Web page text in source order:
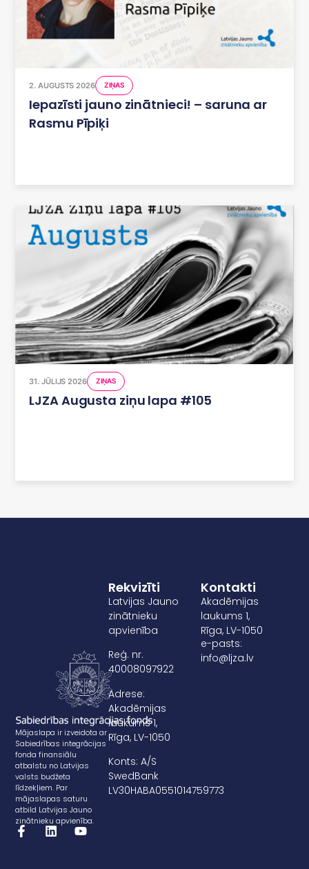
2. AUGUSTS 2026 ZIŅAS
Iepazīsti jauno zinātnieci! – saruna ar
Rasmu Pīpiķi
31. JŪLIJS 2026 ZIŅAS
LJZA Augusta ziņu lapa #105
Mājaslapa ir izveidota ar
Sabiedrības integrācijas
fonda finansiālu
atbalstu no Latvijas
valsts budžeta
līdzekļiem. Par
mājaslapas saturu
atbild Latvijas Jauno
zinātnieku apvienība.
Rekvizīti
Latvijas Jauno
zinātnieku
apvienība
Reģ. nr.
40008097922
Adrese:
Akadēmijas
laukums 1,
Rīga, LV-1050
Konts: A/S
SwedBank
LV30HABA0551014759773
Kontakti
Akadēmijas
laukums 1,
Rīga, LV-1050
e-pasts:
info@ljza.lv